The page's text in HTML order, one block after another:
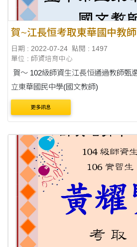
賀~江長恒考取東華國中教師
日期 : 2022-07-24 點閱 : 1497
單位 : 師資培育中心
賀～ 102級師資生江長恒通過教師甄選， 錄取分發至臺中市
立東華國民中學(國文教師)
更多訊息